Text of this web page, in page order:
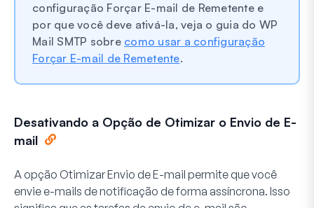
configuração Forçar E-mail de Remetente e
por que você deve ativá-la, veja o guia do WP
Mail SMTP sobre como usar a configuração
Forçar E-mail de Remetente.
Desativando a Opção de Otimizar o Envio de E-
mail
A opção Otimizar Envio de E-mail permite que você
envie e-mails de notificação de forma assíncrona. Isso